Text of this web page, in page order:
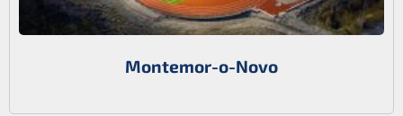
Montemor-o-Novo